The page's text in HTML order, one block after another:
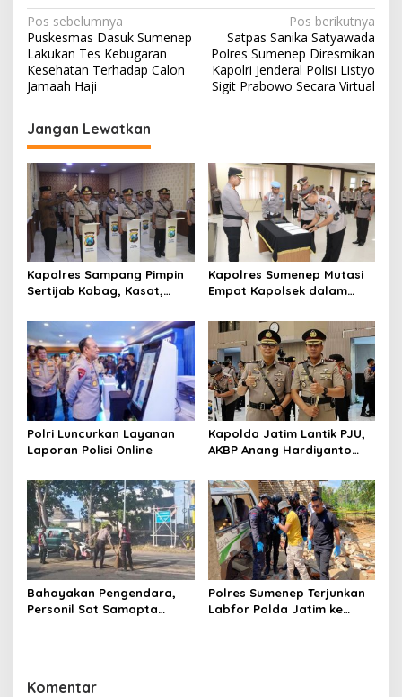
N
a
v
i
g
a
s
i
p
o
s
Pos sebelumnya
Puskesmas Dasuk Sumenep
Lakukan Tes Kebugaran
Kesehatan Terhadap Calon
Jamaah Haji
Pos berikutnya
Satpas Sanika Satyawada
Polres Sumenep Diresmikan
Kapolri Jenderal Polisi Listyo
Sigit Prabowo Secara Virtual
Jangan Lewatkan
Kapolres Sampang Pimpin
Sertijab Kabag, Kasat,
Kapolres Sumenep Mutasi
Empat Kapolsek dalam
Polri Luncurkan Layanan
Laporan Polisi Online
Kapolda Jatim Lantik PJU,
AKBP Anang Hardiyanto
Bahayakan Pengendara,
Personil Sat Samapta
Polres Sumenep Terjunkan
Labfor Polda Jatim ke
Komentar